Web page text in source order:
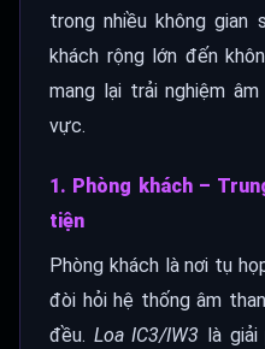
trong nhiều không gian
khách rộng lớn đến
mang lại trải nghiệm
vực.
1. Phòng khách –
tiện
Phòng khách là nơi tụ
đòi hỏi hệ thống âm
đều. Loa IC3/IW3 là giải